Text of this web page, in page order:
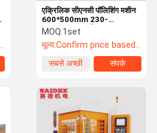
एक्रिलिक सीएनसी पॉलिशिंग मशीन
600*500mm 230-
240/50Hz कॉलेट एर 22
MOQ:1set
मूल्य:Confirm price based on product
सबसे अच्छी
संपर्क